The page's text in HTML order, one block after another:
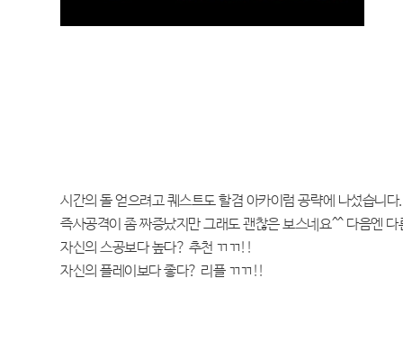
시간의 돌 얻으려고 퀘스트도 할겸 아카이럼 공략에 나섰습니다.
즉사공격이 좀 짜증났지만 그래도 괜찮은 보스네요^^ 다음엔
자신의 스공보다 높다? 추천 ㄲㄲ!!
자신의 플레이보다 좋다? 리플 ㄲㄲ!!